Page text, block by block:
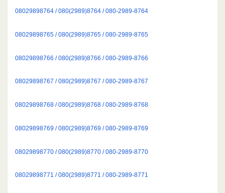
08029898764 / 080(2989)8764 / 080-2989-8764
08029898765 / 080(2989)8765 / 080-2989-8765
08029898766 / 080(2989)8766 / 080-2989-8766
08029898767 / 080(2989)8767 / 080-2989-8767
08029898768 / 080(2989)8768 / 080-2989-8768
08029898769 / 080(2989)8769 / 080-2989-8769
08029898770 / 080(2989)8770 / 080-2989-8770
08029898771 / 080(2989)8771 / 080-2989-8771